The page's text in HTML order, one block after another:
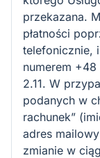
przekazana.
płatności
telefonicznie,
numerem
2.11. W
podanych w
rachunek”
adres
zmianie w